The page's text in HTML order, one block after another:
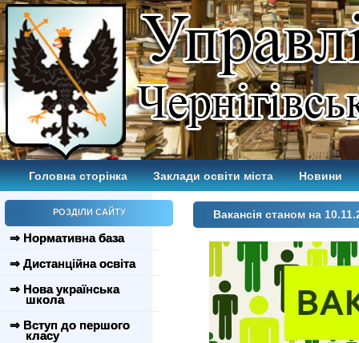
Головна сторінка Заклади освіти міста Новини
РОЗДІЛИ САЙТУ
⇒ Нормативна база
⇒ Дистанційна освіта
⇒ Нова українська
школа
⇒ Вступ до першого
класу
Вакансія станом на